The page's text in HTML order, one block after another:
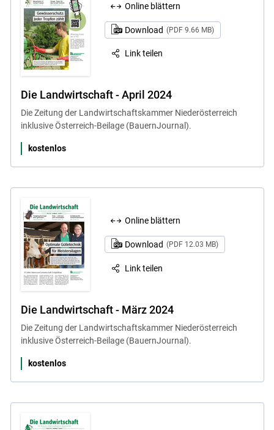
Online blättern
Download (PDF 9.66 MB)
Link teilen
Die Landwirtschaft - April 2024
Die Zeitung der Landwirtschaftskammer Niederösterreich
inklusive Österreich-Beilage (BauernJournal).
kostenlos
Online blättern
Download (PDF 12.03 MB)
Link teilen
Die Landwirtschaft - März 2024
Die Zeitung der Landwirtschaftskammer Niederösterreich
inklusive Österreich-Beilage (BauernJournal).
kostenlos